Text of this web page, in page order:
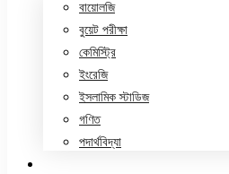
বায়োলজি
বুয়েট পরীক্ষা
কেমিস্ট্রি
ইংরেজি
ইসলামিক স্টাডিজ
গণিত
পদার্থবিদ্যা